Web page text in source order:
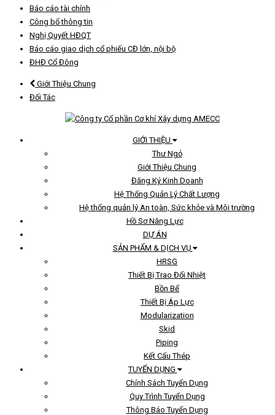
Báo cáo tài chính
Công bố thông tin
Nghị Quyết HĐQT
Báo cáo giao dịch cổ phiếu CĐ lớn, nội bộ
ĐHĐ Cổ Đông
Giới Thiệu Chung
Đối Tác
GIỚI THIỆU
Thư Ngỏ
Giới Thiệu Chung
Đăng Ký Kinh Doanh
Hệ Thống Quản Lý Chất Lượng
Hệ thống quản lý An toàn, Sức khỏe và Môi trường
Hồ Sơ Năng Lực
DỰ ÁN
SẢN PHẨM & DỊCH VỤ
HRSG
Thiết Bị Trao Đổi Nhiệt
Bồn Bể
Thiết Bị Áp Lực
Modularization
Skid
Piping
Kết Cấu Thép
TUYỂN DỤNG
Chính Sách Tuyển Dụng
Quy Trình Tuyển Dụng
Thông Báo Tuyển Dụng